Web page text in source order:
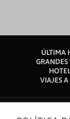
ÚLTIMA
GRANDES
VIAJES A